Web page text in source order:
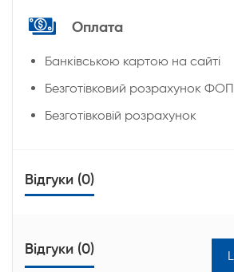
Оплата
Банківською картою на сайті
Безготівковий розрахунок ФОП
Безготівковій розрахунок
Відгуки (0)
Відгуки (0)